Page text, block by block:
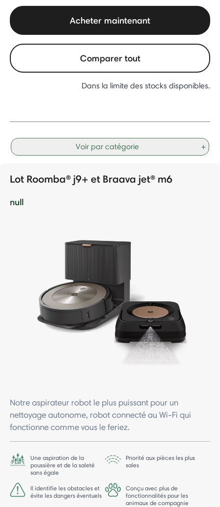
Acheter maintenant
Comparer tout
Dans la limite des stocks disponibles.
Voir par catégorie +
Lot Roomba® j9+ et Braava jet® m6
null
Notre aspirateur robot le plus puissant pour un
nettoyage autonome, robot connecté au Wi-Fi qui
fonctionne comme vous le feriez.
Une aspiration de la
poussière et de la saleté
sans égale
Priorité aux pièces les plus
sales
Il identifie les obstacles et
évite les dangers éventuels
Conçu avec plus de
fonctionnalités pour les
animaux de compagnie